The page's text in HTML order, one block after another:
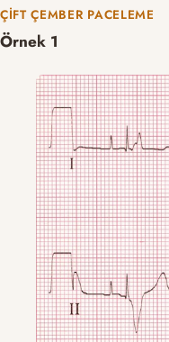
ÇIFT ÇEMBER PACELEME
Örnek 1